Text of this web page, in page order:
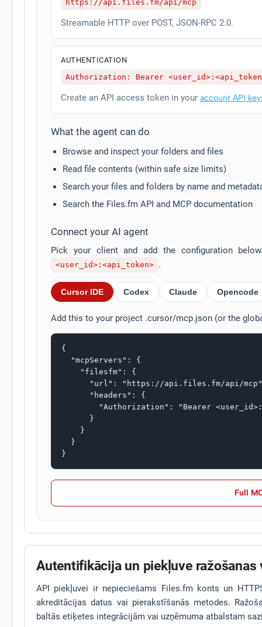
https://api.files.fm/api/mcp
Streamable HTTP over POST, JSON-RPC 2.0.
AUTHENTICATION
Authorization: Bearer
Create an API access token in your account API
What the agent can do
Browse and inspect your folders and files
Read file contents (within safe size limits)
Search your files and folders by name and
Search the Files.fm API and MCP documentation
Connect your AI agent
Pick your client and add the configuration
<user_id>:<api_token> .
Cursor IDE Codex Claude Opencode
Add this to your project .cursor/mcp.json (or the
{
  "mcpServers": {
    "filesfm": {
"url": "https://api.files.fm/api/
      "headers": {
"Authorization": "Bearer
      }
    }
  }
}
Full
Autentifikācija un piekļuve ražošanas
API piekļuvei ir nepieciešams Files.fm konts un
akreditācijas datus vai pierakstīšanās metodes.
baltās etiķetes integrācijām vai uzņēmuma atbalstam